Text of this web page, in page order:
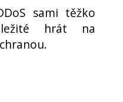
sami těžko
hrát na